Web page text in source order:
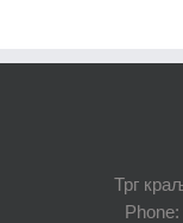
Трг
Phone: